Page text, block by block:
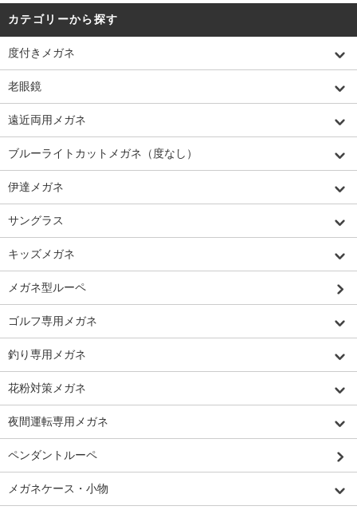
カテゴリーから探す
度付きメガネ
老眼鏡
遠近両用メガネ
ブルーライトカットメガネ（度なし）
伊達メガネ
サングラス
キッズメガネ
メガネ型ルーペ
ゴルフ専用メガネ
釣り専用メガネ
花粉対策メガネ
夜間運転専用メガネ
ペンダントルーペ
メガネケース・小物